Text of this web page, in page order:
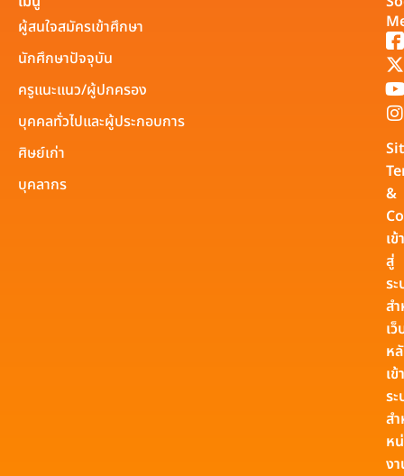
ผู้สนใจสมัครเข้าศึกษา
นักศึกษาปัจจุบัน
ครูแนะแนว/ผู้ปกครอง
บุคคลทั่วไปและผู้ประกอบการ
ศิษย์เก่า
บุคลากร
&
เข้า
สู่
ร
ส
เ
ห
เข้
ร
ส
ห
ง